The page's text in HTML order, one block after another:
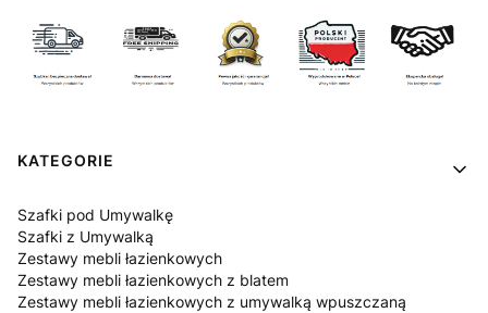
Linki w stopce
KATEGORIE
Szafki pod Umywalkę
Szafki z Umywalką
Zestawy mebli łazienkowych
Zestawy mebli łazienkowych z blatem
Zestawy mebli łazienkowych z umywalką wpuszczaną